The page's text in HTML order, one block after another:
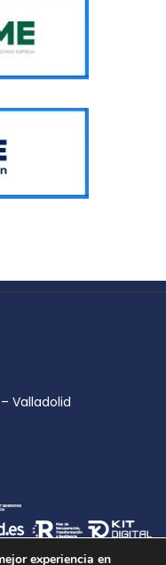
Valladolid
experiencia en